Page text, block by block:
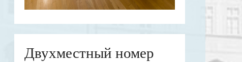
Двухместный номер